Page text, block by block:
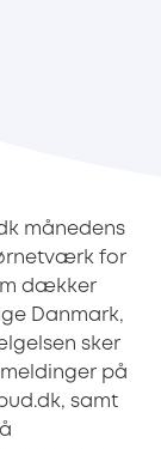
månedens
for
dækker
Danmark,
sker
på
samt